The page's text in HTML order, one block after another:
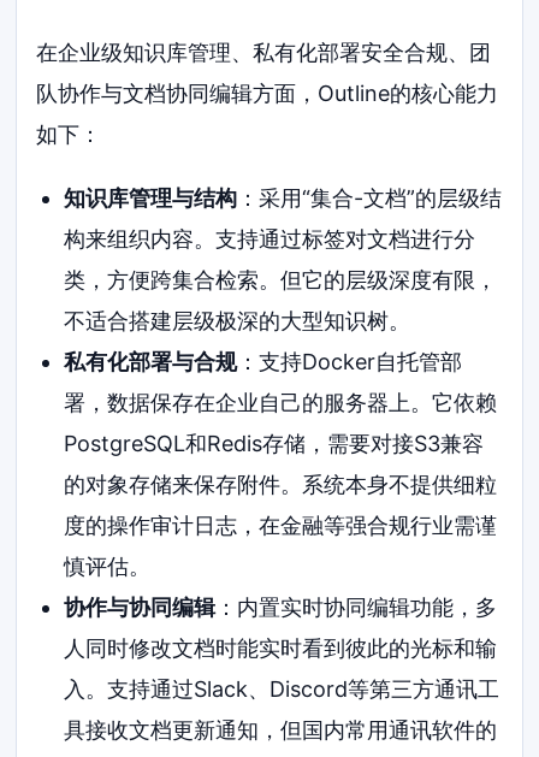
在企业级知识库管理、私有化部署安全合规、团
队协作与文档协同编辑方面，Outline的核心能力
如下：
知识库管理与结构：采用“集合-文档”的层级结
构来组织内容。支持通过标签对文档进行分
类，方便跨集合检索。但它的层级深度有限，
不适合搭建层级极深的大型知识树。
私有化部署与合规：支持Docker自托管部
署，数据保存在企业自己的服务器上。它依赖
PostgreSQL和Redis存储，需要对接S3兼容
的对象存储来保存附件。系统本身不提供细粒
度的操作审计日志，在金融等强合规行业需谨
慎评估。
协作与协同编辑：内置实时协同编辑功能，多
人同时修改文档时能实时看到彼此的光标和输
入。支持通过Slack、Discord等第三方通讯工
具接收文档更新通知，但国内常用通讯软件的